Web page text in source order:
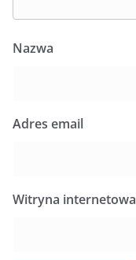
Nazwa
Adres email
Witryna internetowa